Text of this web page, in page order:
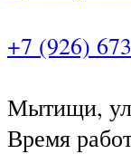
+7 (926)
Мытищи,
Время